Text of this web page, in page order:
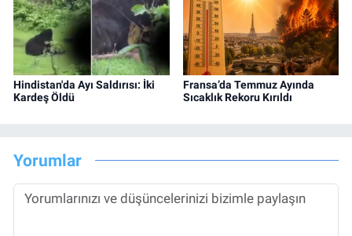
Hindistan'da Ayı Saldırısı: İki
Kardeş Öldü
Fransa’da Temmuz Ayında
Sıcaklık Rekoru Kırıldı
Yorumlar